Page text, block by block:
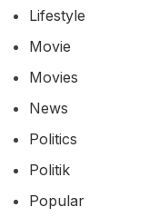
Lifestyle
Movie
Movies
News
Politics
Politik
Popular